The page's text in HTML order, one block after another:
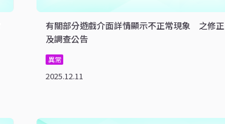
有關部分遊戲介面詳情顯示不正常現象 之修正
及調查公告
異常
2025.12.11